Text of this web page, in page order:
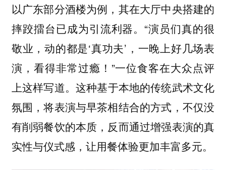
以广东部分酒楼为例，其在大厅中央搭建的
摔跤擂台已成为引流利器。“演员们真的很
敬业，动的都是‘真功夫’，一晚上好几场表
演，看得非常过瘾！”一位食客在大众点评
上这样写道。 这种基于本地的传统武术文化
氛围，将表演与早茶相结合的方式，不仅没
有削弱餐饮的本质，反而通过增强表演的真
实性与仪式感，让用餐体验更加丰富多元。